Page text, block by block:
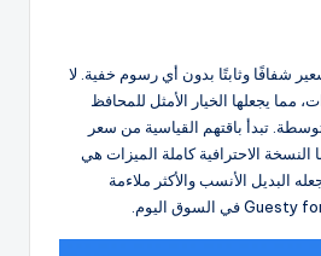
شفافًا وثابتًا بدون أي رسوم خفية. لا
مما يجعلها الخيار الأمثل للمحافظ
تبدأ باقتهم القياسية من سعر
النسخة الاحترافية كاملة الميزات هي
البديل الأنسب والأكثر ملاءمة